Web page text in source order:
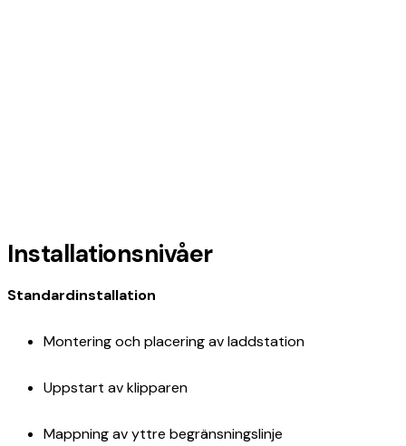
Installationsnivåer
Standardinstallation
Montering och placering av laddstation
Uppstart av klipparen
Mappning av yttre begränsningslinje